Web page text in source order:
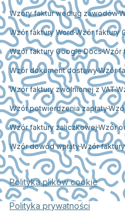
Wzory faktur według zawodów
Wzór faktury WordWzór faktury
Wzór faktury Google DocsWzór
Wzór dokument dostawyWzór
Wzór faktury zwolnionej z VAT
Wzór potwierdzenia zapłaty
Wzór faktury zaliczkowej Wzór
Wzór dowód wpłatyWzór
Polityka plików cookie
Polityka prywatności